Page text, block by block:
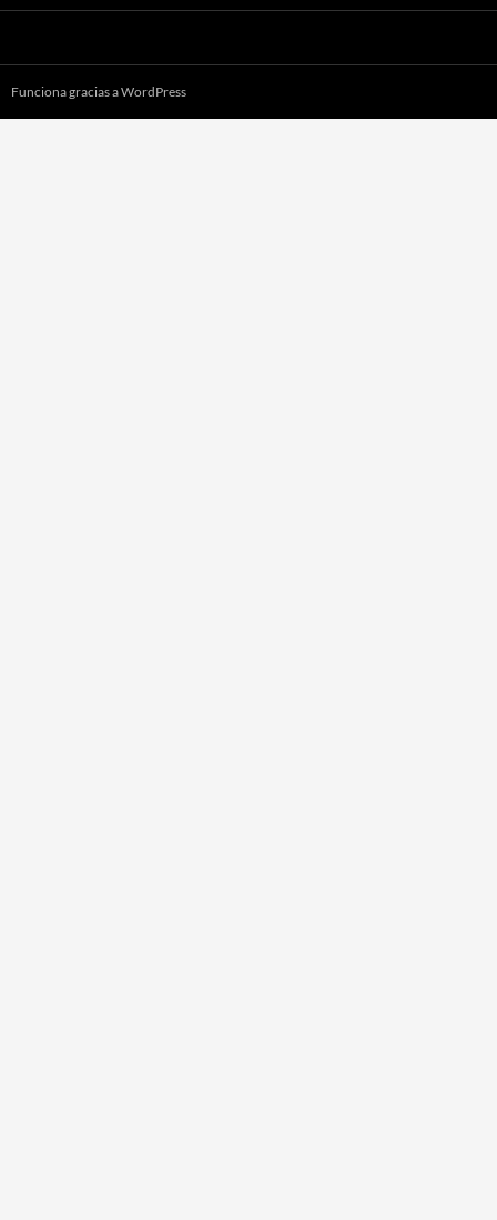
Funciona gracias a WordPress